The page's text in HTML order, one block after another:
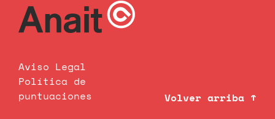
Aviso Legal
Política de
puntuaciones
Volver arriba ↑